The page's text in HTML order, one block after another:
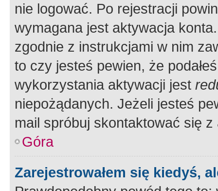
nie logować. Po rejestracji
wymagana jest aktywacja
zgodnie z instrukcjami w nim
to czy jesteś pewien, że
wykorzystania aktywacji jest
niepożądanych. Jeżeli jesteś
mail spróbuj skontaktować się
Góra
Zarejestrowałem się kiedyś,